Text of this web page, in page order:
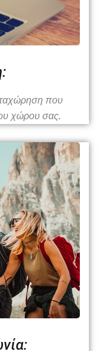
που
χώρου σας.